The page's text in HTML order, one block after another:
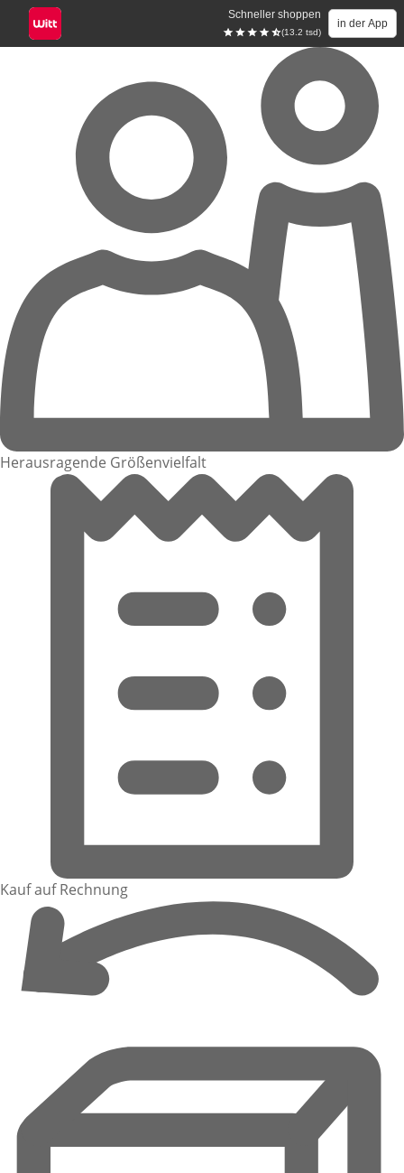
Schneller shoppen
(13.2 tsd)
in der App
Herausragende Größenvielfalt
Kauf auf Rechnung